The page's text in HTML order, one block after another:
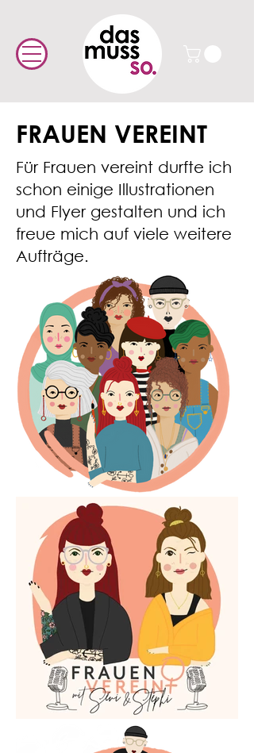
FRAUEN VEREINT
Für Frauen vereint durfte ich
schon einige Illustrationen
und Flyer gestalten und ich
freue mich auf viele weitere
Aufträge.